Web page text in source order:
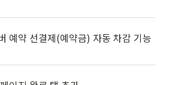
예약 선결제(예약금) 자동 차감 기능